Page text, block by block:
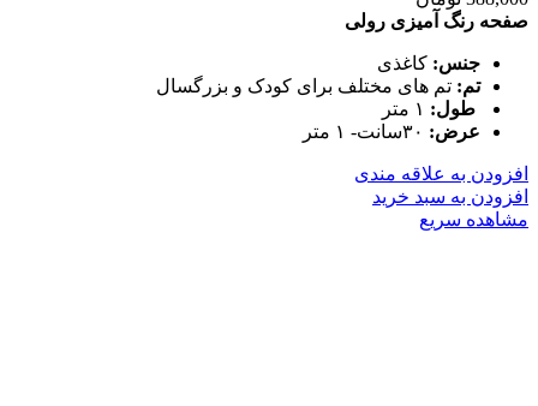
صفحه رنگ آمیزی رولی
جنس: کاغذی
تم: تم های مختلف برای کودک و بزرگسال
طول:
عرض:
افزودن به علاقه مندی
افزودن به سبد خرید
مشاهده سریع